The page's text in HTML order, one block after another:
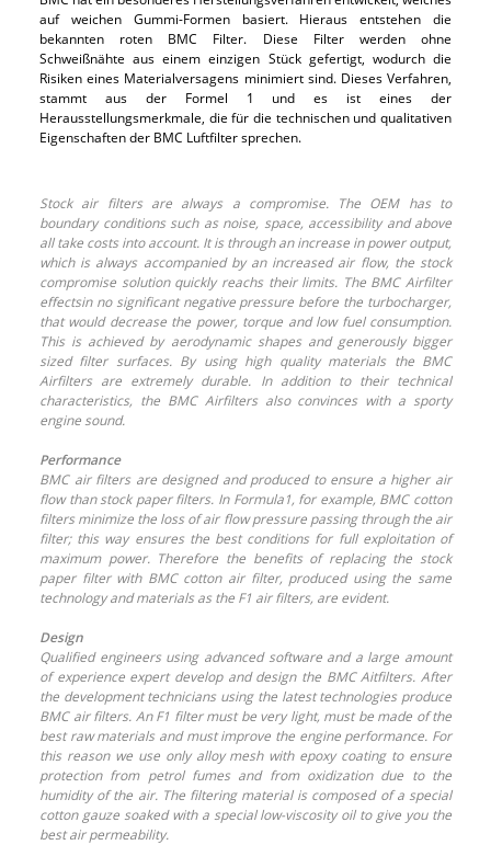
auf weichen Gummi-Formen basiert. Hieraus entstehen die
bekannten roten BMC Filter. Diese Filter werden ohne
Schweißnähte aus einem einzigen Stück gefertigt, wodurch die
Risiken eines Materialversagens minimiert sind. Dieses Verfahren,
stammt aus der Formel 1 und es ist eines der
Herausstellungsmerkmale, die für die technischen und qualitativen
Eigenschaften der BMC Luftfilter sprechen.
Stock air filters are always a compromise. The OEM has to
boundary conditions such as noise, space, accessibility and above
all take costs into account. It is through an increase in power output,
which is always accompanied by an increased air flow, the stock
compromise solution quickly reachs their limits. The BMC Airfilter
effectsin no significant negative pressure before the turbocharger,
that would decrease the power, torque and low fuel consumption.
This is achieved by aerodynamic shapes and generously bigger
sized filter surfaces. By using high quality materials the BMC
Airfilters are extremely durable. In addition to their technical
characteristics, the BMC Airfilters also convinces with a sporty
engine sound.
Performance
BMC air filters are designed and produced to ensure a higher air
flow than stock paper filters. In Formula1, for example, BMC cotton
filters minimize the loss of air flow pressure passing through the air
filter; this way ensures the best conditions for full exploitation of
maximum power. Therefore the benefits of replacing the stock
paper filter with BMC cotton air filter, produced using the same
technology and materials as the F1 air filters, are evident.
Design
Qualified engineers using advanced software and a large amount
of experience expert develop and design the BMC Aitfilters. After
the development technicians using the latest technologies produce
BMC air filters. An F1 filter must be very light, must be made of the
best raw materials and must improve the engine performance. For
this reason we use only alloy mesh with epoxy coating to ensure
protection from petrol fumes and from oxidization due to the
humidity of the air. The filtering material is composed of a special
cotton gauze soaked with a special low-viscosity oil to give you the
best air permeability.